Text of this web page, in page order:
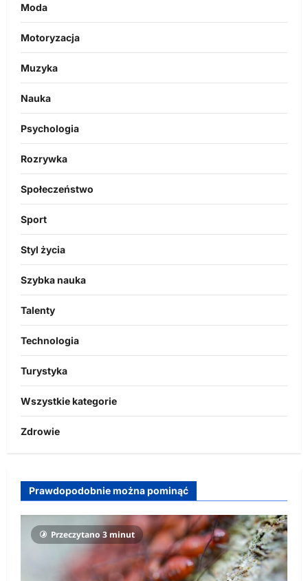
Moda
Motoryzacja
Muzyka
Nauka
Psychologia
Rozrywka
Społeczeństwo
Sport
Styl życia
Szybka nauka
Talenty
Technologia
Turystyka
Wszystkie kategorie
Zdrowie
Prawdopodobnie można pominąć
Przeczytano 3 minut